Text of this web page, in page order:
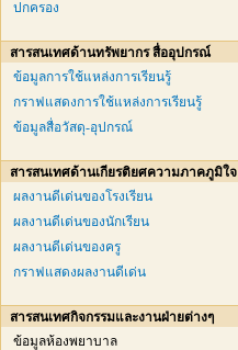
ปกครอง
สารสนเทศด้านทรัพยากร สื่ออุปกรณ์
ข้อมูลการใช้แหล่งการเรียนรู้
กราฟแสดงการใช้แหล่งการเรียนรู้
ข้อมูลสื่อวัสดุ-อุปกรณ์
สารสนเทศด้านเกียรติยศความภาคภูมิใจ
ผลงานดีเด่นของโรงเรียน
ผลงานดีเด่นของนักเรียน
ผลงานดีเด่นของครู
กราฟแสดงผลงานดีเด่น
สารสนเทศกิจกรรมและงานฝ่ายต่างๆ
ข้อมูลห้องพยาบาล